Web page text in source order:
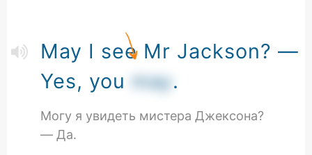
May I see Mr Jackson? —
Yes, you may.
Могу я увидеть мистера Джексона?
— Да.